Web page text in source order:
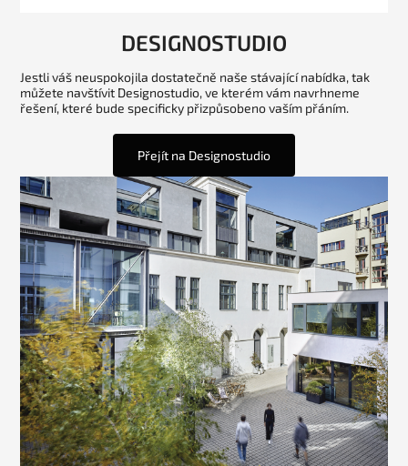
DESIGNOSTUDIO
Jestli váš neuspokojila dostatečně naše stávající nabídka, tak
můžete navštívit Designostudio, ve kterém vám navrhneme
řešení, které bude specificky přizpůsobeno vaším přáním.
Přejít na Designostudio